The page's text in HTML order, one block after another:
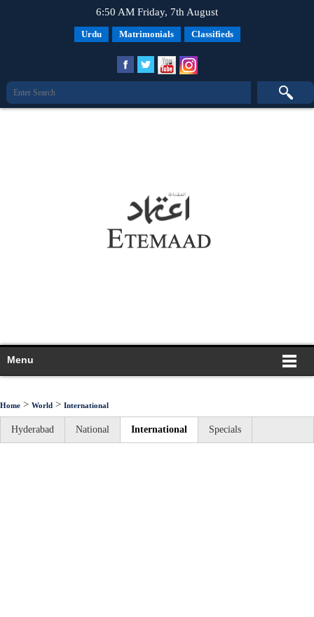
6:50 AM Friday, 7th August
Urdu Matrimonials Classifieds
Menu
Home > World > International
Hyderabad National International Specials